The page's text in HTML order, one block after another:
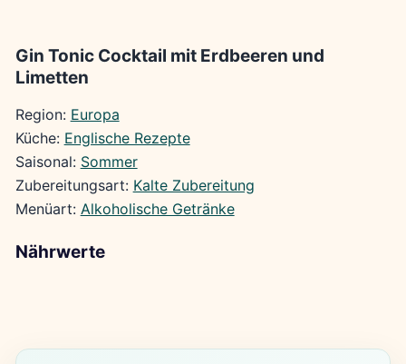
Gin Tonic Cocktail mit Erdbeeren und
Limetten
Region: Europa
Küche: Englische Rezepte
Saisonal: Sommer
Zubereitungsart: Kalte Zubereitung
Menüart: Alkoholische Getränke
Nährwerte